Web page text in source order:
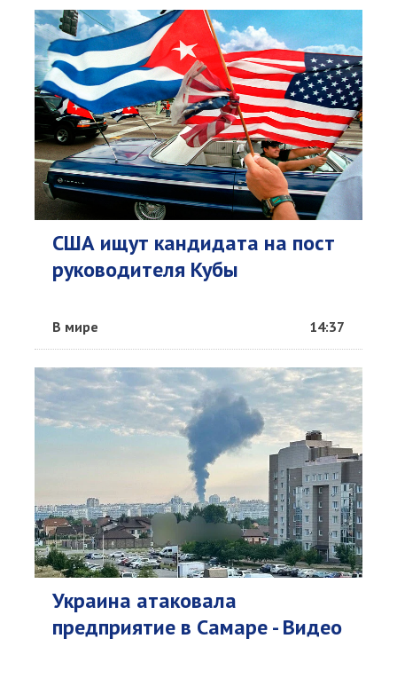
США ищут кандидата на пост
руководителя Кубы
В мире 14:37
Украина атаковала
предприятие в Самаре - Видео